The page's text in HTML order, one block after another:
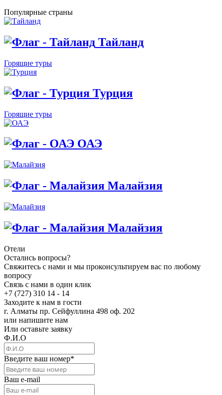
Популярные страны
Тайланд
Горящие туры
Турция
Горящие туры
ОАЭ
Малайзия
Малайзия
Отели
Остались вопросы?
Свяжитесь с нами и мы проконсультируем вас по любому
вопросу
Связь с нами в один клик
+7 (727) 310 14 - 14
Заходите к нам в гости
г. Алматы пр. Сейфуллина 498 оф. 202
или напишите нам
Или оставьте заявку
Ф.И.О
Введите ваш номер*
Ваш e-mail